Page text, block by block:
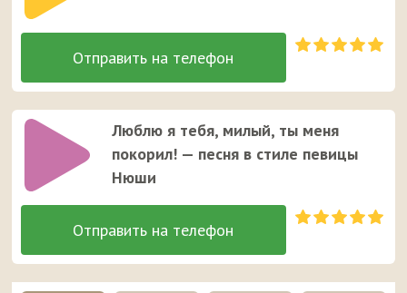
Люблю я тебя, милый, ты меня
покорил! — песня в стиле певицы
Нюши